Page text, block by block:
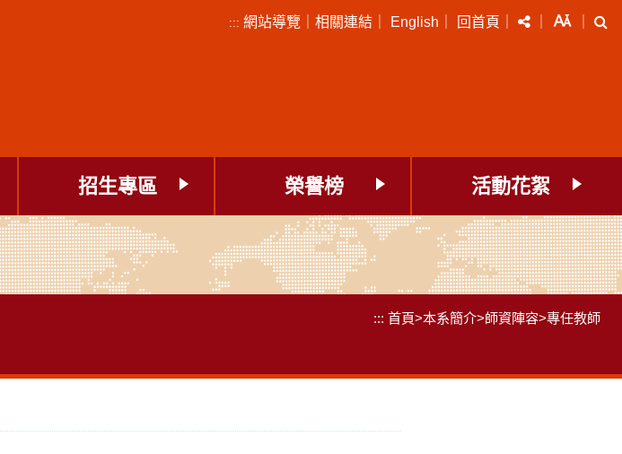
::: 網站導覽 相關連結 English 回首頁 分享 字級
招生專區 榮譽榜 活動花絮
::: 首頁>本系簡介>師資陣容>專任教師